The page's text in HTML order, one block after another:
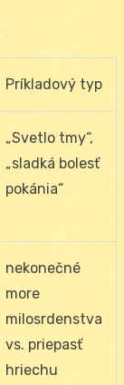
Príkladový typ
„Svetlo tmy“,
„sladká bolesť
pokánia“
nekonečné
more
milosrdenstva
vs. priepasť
hriechu